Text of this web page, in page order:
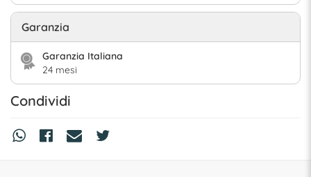
Garanzia
Garanzia Italiana
24 mesi
Condividi